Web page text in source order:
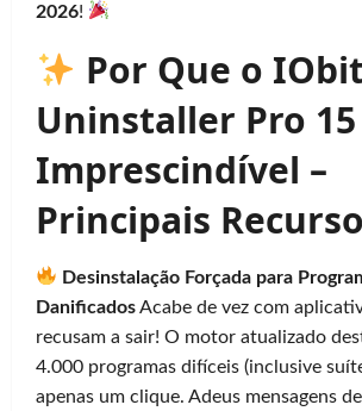
2026!
Por Que o IObit
Uninstaller Pro
Imprescindível –
Principais
Desinstalação Forçada para
DanificadosAcabe de vez com
recusam a sair! O motor atualizado
4.000 programas difíceis (inclusive
apenas um clique. Adeus mensagens